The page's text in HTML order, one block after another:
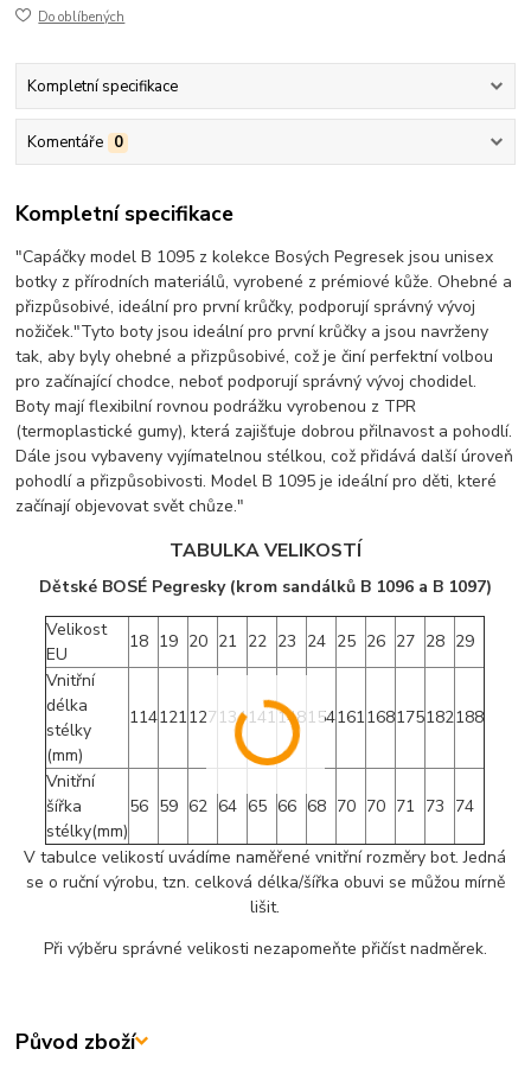
Do oblíbených
Kompletní specifikace
Komentáře 0
Kompletní specifikace
"Capáčky model B 1095 z kolekce Bosých Pegresek jsou unisex
botky z přírodních materiálů, vyrobené z prémiové kůže. Ohebné a
přizpůsobivé, ideální pro první krůčky, podporují správný vývoj
nožiček."Tyto boty jsou ideální pro první krůčky a jsou navrženy
tak, aby byly ohebné a přizpůsobivé, což je činí perfektní volbou
pro začínající chodce, neboť podporují správný vývoj chodidel.
Boty mají flexibilní rovnou podrážku vyrobenou z TPR
(termoplastické gumy), která zajišťuje dobrou přilnavost a pohodlí.
Dále jsou vybaveny vyjímatelnou stélkou, což přidává další úroveň
pohodlí a přizpůsobivosti. Model B 1095 je ideální pro děti, které
začínají objevovat svět chůze."
TABULKA VELIKOSTÍ
Dětské BOSÉ Pegresky (krom sandálků B 1096 a B 1097)
Velikost
EU
18 19 20 21 22 23 24 25 26 27 28 29
Vnitřní
délka
stélky
(mm)
114121127 134141148154161168175182188
Vnitřní
šířka
stélky(mm)
56 59 62 64 65 66 68 70 70 71 73 74
V tabulce velikostí uvádíme naměřené vnitřní rozměry bot. Jedná
se o ruční výrobu, tzn. celková délka/šířka obuvi se můžou mírně
lišit.
Při výběru správné velikosti nezapomeňte přičíst nadměrek.
Původ zboží